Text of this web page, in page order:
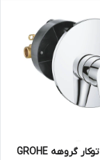
شیر توالت توکار گروهه GROHE